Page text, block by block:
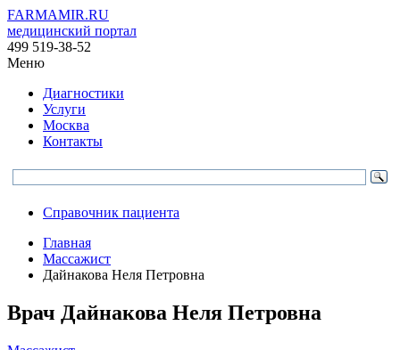
FARMAMIR.RU
медицинский портал
499 519-38-52
Меню
Диагностики
Услуги
Москва
Контакты
Справочник пациента
Главная
Массажист
Дайнакова Неля Петровна
Врач Дайнакова Неля Петровна